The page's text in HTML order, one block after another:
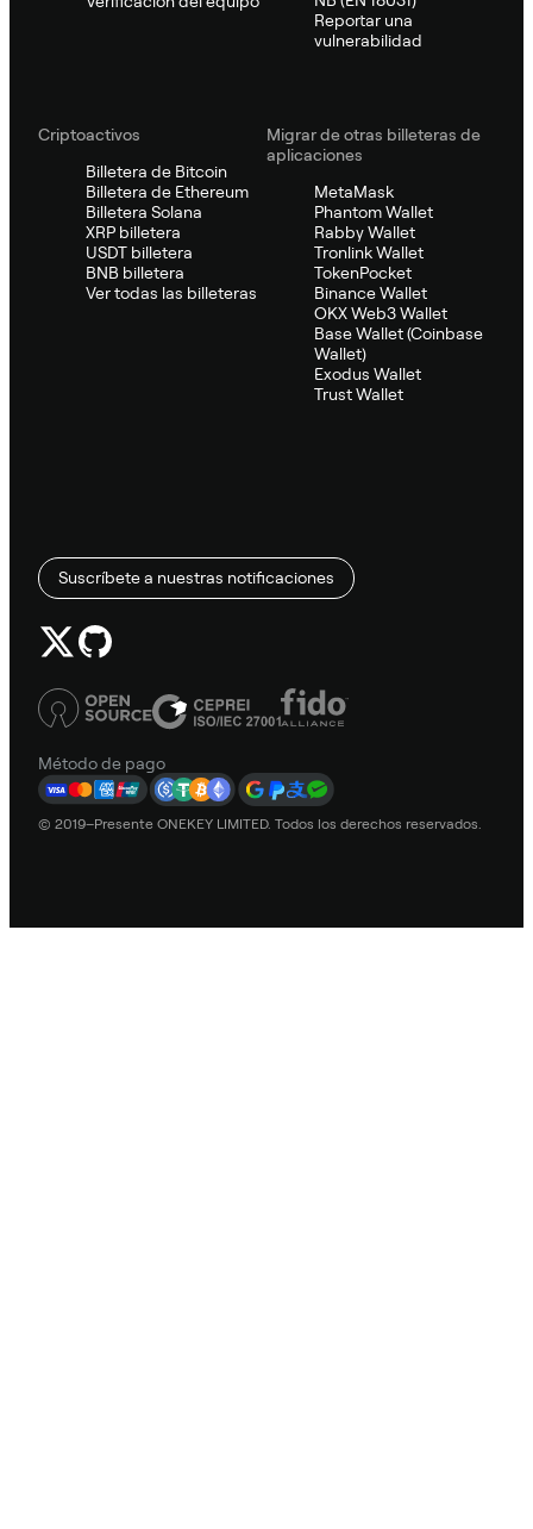
Reportar una
vulnerabilidad
Criptoactivos
Billetera de Bitcoin
Billetera de Ethereum
Billetera Solana
XRP billetera
USDT billetera
BNB billetera
Ver todas las billeteras
Migrar de otras billeteras de
aplicaciones
MetaMask
Phantom Wallet
Rabby Wallet
Tronlink Wallet
TokenPocket
Binance Wallet
OKX Web3 Wallet
Base Wallet (Coinbase
Wallet)
Exodus Wallet
Trust Wallet
Suscríbete a nuestras notificaciones
Método de pago
© 2019–Presente ONEKEY LIMITED. Todos los derechos reservados.